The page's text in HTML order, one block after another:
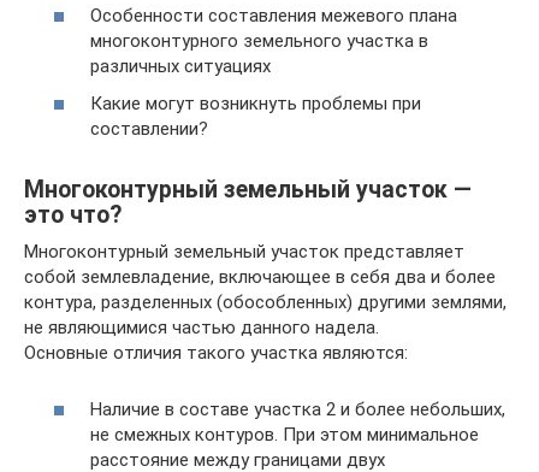
Особенности составления межевого плана
многоконтурного земельного участка в
различных ситуациях
Какие могут возникнуть проблемы при
составлении?
Многоконтурный земельный участок —
это что?
Многоконтурный земельный участок представляет
собой землевладение, включающее в себя два и более
контура, разделенных (обособленных) другими землями,
не являющимися частью данного надела.
Основные отличия такого участка являются:
Наличие в составе участка 2 и более небольших,
не смежных контуров. При этом минимальное
расстояние между границами двух